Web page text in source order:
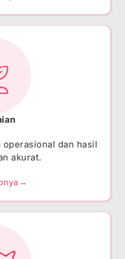
operasional dan hasil
akurat.